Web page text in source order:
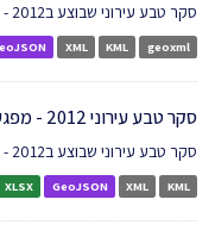
סקר טבע עירוני שבוצע ב2012 - יחידות צומח
XML KML geoxml
סקר טבע עירוני 2012 - מפגעים
סקר טבע עירוני שבוצע ב2012 - מפגעים
XLSX GeoJSON XML KML